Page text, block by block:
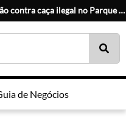
da morta
de Negócios